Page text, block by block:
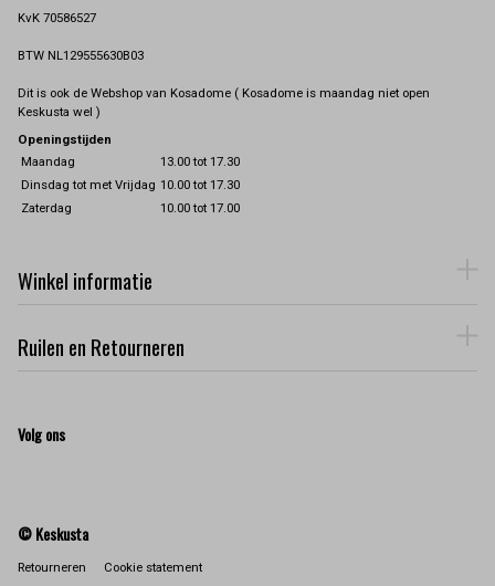
KvK 70586527
BTW NL129555630B03
Dit is ook de Webshop van Kosadome ( Kosadome is maandag niet open
Keskusta wel )
Openingstijden
Maandag
13.00 tot 17.30
Dinsdag tot met Vrijdag 10.00 tot 17.30
Zaterdag
10.00 tot 17.00
Winkel informatie
Ruilen en Retourneren
Volg ons
© Keskusta
Retourneren Cookie statement